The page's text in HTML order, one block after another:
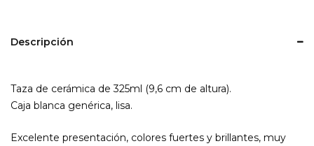
Descripción
Taza de cerámica de 325ml (9,6 cm de altura).
Caja blanca genérica, lisa.
Excelente presentación, colores fuertes y brillantes, muy